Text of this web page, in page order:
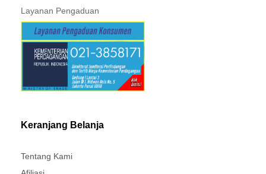
Layanan Pengaduan
Keranjang Belanja
Tentang Kami